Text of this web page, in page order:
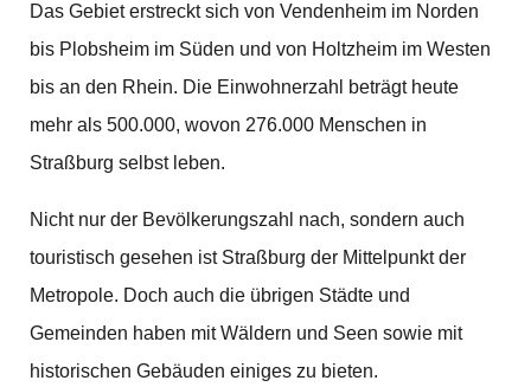
Das Gebiet erstreckt sich von Vendenheim im Norden
bis Plobsheim im Süden und von Holtzheim im Westen
bis an den Rhein. Die Einwohnerzahl beträgt heute
mehr als 500.000, wovon 276.000 Menschen in
Straßburg selbst leben.
Nicht nur der Bevölkerungszahl nach, sondern auch
touristisch gesehen ist Straßburg der Mittelpunkt der
Metropole. Doch auch die übrigen Städte und
Gemeinden haben mit Wäldern und Seen sowie mit
historischen Gebäuden einiges zu bieten.